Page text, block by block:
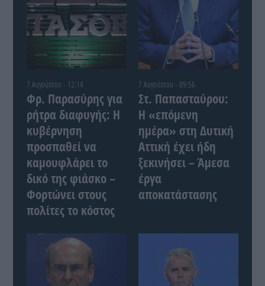
7 Αυγούστου - 12:14
Φρ. Παρασύρης για
ρήτρα διαφυγής: Η
κυβέρνηση
προσπαθεί να
καμουφλάρει το
δικό της φιάσκο –
Φορτώνει στους
πολίτες το κόστος
7 Αυγούστου - 09:56
Στ. Παπασταύρου:
Η «επόμενη
ημέρα» στη Δυτική
Αττική έχει ήδη
ξεκινήσει – Άμεσα
έργα
αποκατάστασης